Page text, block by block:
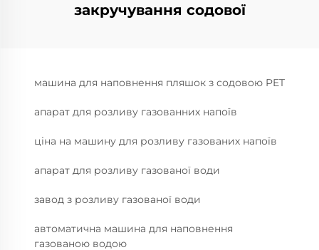
закручування содової
машина для наповнення пляшок з содовою PET
апарат для розливу газованних напоїв
ціна на машину для розливу газованих напоїв
апарат для розливу газованої води
завод з розливу газованої води
автоматична машина для наповнення
газованою водою